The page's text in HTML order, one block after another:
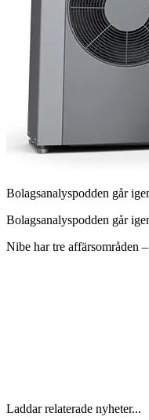
Bolagsanalyspodden går
Bolagsanalyspodden går
Nibe har tre affärsområden
Laddar relaterade nyheter...